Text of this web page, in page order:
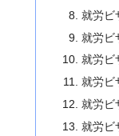
就労
就労
就労ビ
就労
就労
就労